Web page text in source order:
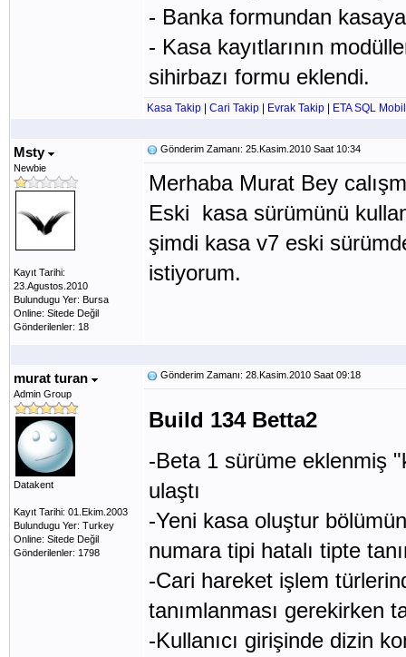
- Banka formundan
- Kasa kayıtlarının
sihirbazı formu eklendi.
Kasa Takip Cari Takip Evrak Takip ETA SQL Mobil
Msty
Newbie
Kayıt Tarihi:
23.Agustos.2010
Bulundugu Yer: Bursa
Online: Sitede Değil
Gönderilenler: 18
Gönderim Zamanı: 25.Kasim.2010 Saat 10:34
Merhaba Murat Bey
Eski kasa sürümünü
şimdi kasa v7 eski
istiyorum.
murat turan
Admin Group
Datakent
Kayıt Tarihi: 01.Ekim.2003
Bulundugu Yer: Turkey
Online: Sitede Değil
Gönderilenler: 1798
Gönderim Zamanı: 28.Kasim.2010 Saat 09:18
Build 134 Betta2
-Beta 1 sürüme eklenmiş
ulaştı
-Yeni kasa oluştur
numara tipi hatalı tipte
-Cari hareket işlem
tanımlanması gerekirken
-Kullanıcı girişinde dizin